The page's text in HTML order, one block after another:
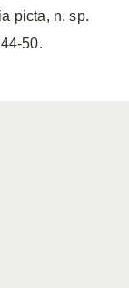
picta, n. sp.
50.